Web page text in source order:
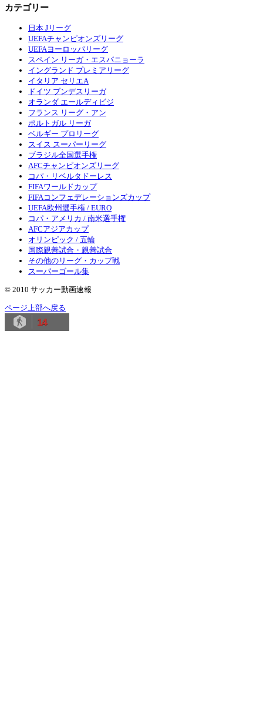
カテゴリー
日本 Jリーグ
UEFAチャンピオンズリーグ
UEFAヨーロッパリーグ
スペイン リーガ・エスパニョーラ
イングランド プレミアリーグ
イタリア セリエA
ドイツ ブンデスリーガ
オランダ エールディビジ
フランス リーグ・アン
ポルトガル リーガ
ベルギー プロリーグ
スイス スーパーリーグ
ブラジル全国選手権
AFCチャンピオンズリーグ
コパ・リベルタドーレス
FIFAワールドカップ
FIFAコンフェデレーションズカップ
UEFA欧州選手権 / EURO
コパ・アメリカ / 南米選手権
AFCアジアカップ
オリンピック / 五輪
国際親善試合・親善試合
その他のリーグ・カップ戦
スーパーゴール集
© 2010 サッカー動画速報
ページ上部へ戻る
14